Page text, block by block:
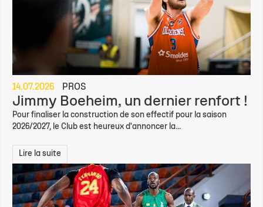
14.07.2026 PROS
Jimmy Boeheim, un dernier renfort !
Pour finaliser la construction de son effectif pour la saison
2026/2027, le Club est heureux d'annoncer la...
Lire la suite